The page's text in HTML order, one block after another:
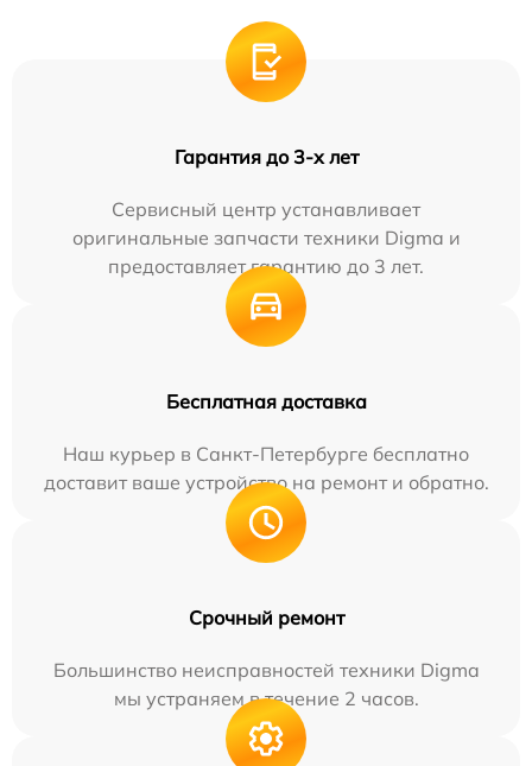
Гарантия до 3-х лет
Сервисный центр устанавливает
оригинальные запчасти техники Digma и
предоставляет гарантию до 3 лет.
Бесплатная доставка
Наш курьер в Санкт-Петербурге бесплатно
доставит ваше устройство на ремонт и обратно.
Срочный ремонт
Большинство неисправностей техники Digma
мы устраняем в течение 2 часов.